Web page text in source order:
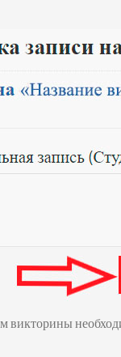
викторины